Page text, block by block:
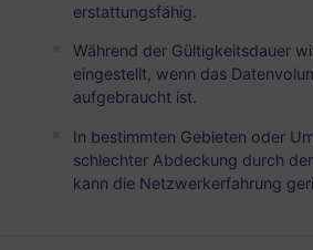
Holen Sie
RedteaGO
erstattungsfähig.
Während der Gültigkeitsdauer
eingestellt, wenn das
aufgebraucht ist.
In bestimmten Gebieten oder
schlechter Abdeckung durch
kann die Netzwerkerfahrung